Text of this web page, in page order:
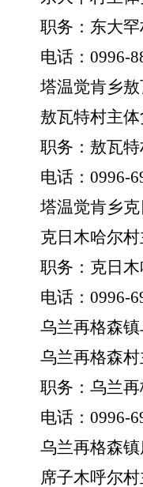
职务：东大
电话： 0996-
塔温觉肯乡
敖瓦特村主
职务：敖瓦
电话： 0996-
塔温觉肯乡
克日木哈尔
职务：克日
电话： 0996-
乌兰再格森
乌兰再格森
职务：乌兰
电话： 0996-
乌兰再格森
席子木呼尔